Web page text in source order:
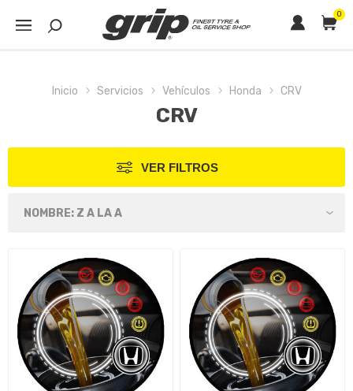
0
Inicio Servicios Vehículos Honda CRV
CRV
VER FILTROS